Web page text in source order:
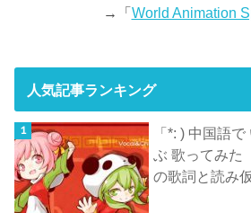
→「World Animation
人気記事ランキング
「*: ) 中国語
ぶ 歌ってみた
の歌詞と読み